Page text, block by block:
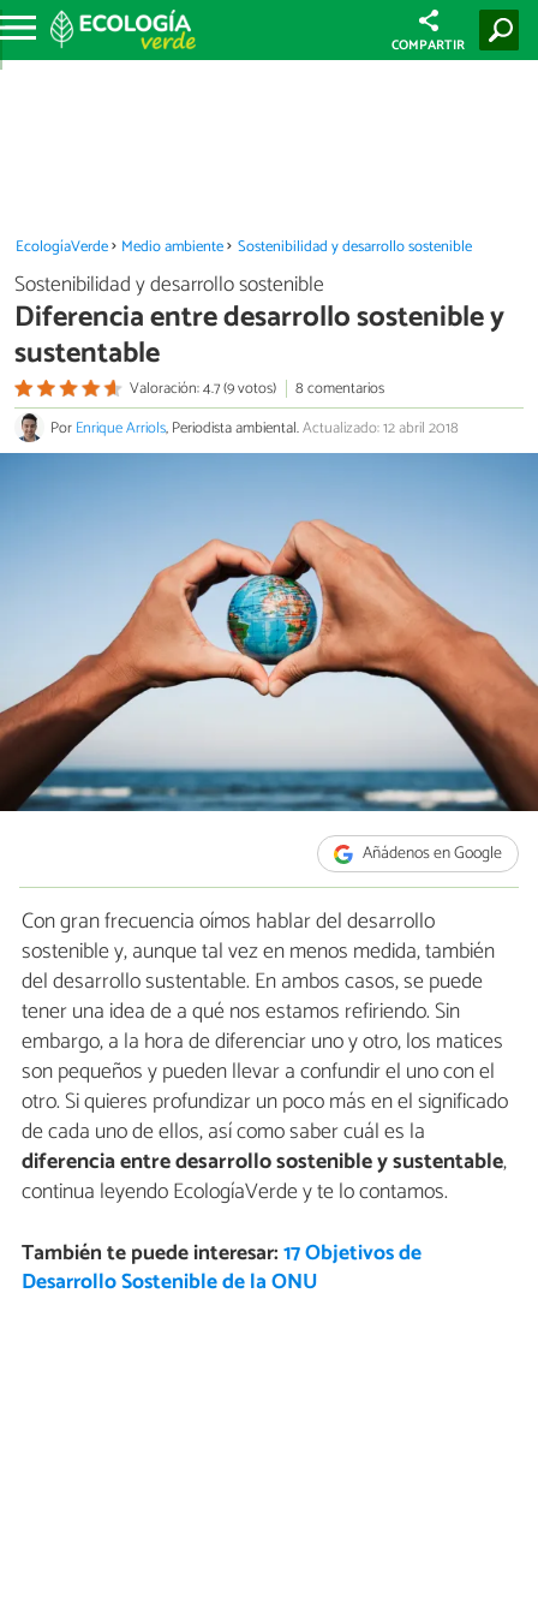
COMPARTIR
EcologíaVerde Medio ambiente Sostenibilidad y desarrollo sostenible
Sostenibilidad y desarrollo sostenible
Diferencia entre desarrollo sostenible y
sustentable
Valoración: 4.7 (9 votos)
8 comentarios
PorEnrique Arriols, Periodista ambiental.Actualizado: 12 abril 2018
Añádenos en Google
Con gran frecuencia oímos hablar del desarrollo
sostenible y, aunque tal vez en menos medida, también
del desarrollo sustentable. En ambos casos, se puede
tener una idea de a qué nos estamos refiriendo. Sin
embargo, a la hora de diferenciar uno y otro, los matices
son pequeños y pueden llevar a confundir el uno con el
otro. Si quieres profundizar un poco más en el significado
de cada uno de ellos, así como saber cuál es la
diferencia entre desarrollo sostenible y sustentable,
continua leyendo EcologíaVerde y te lo contamos.
También te puede interesar:17 Objetivos de
Desarrollo Sostenible de la ONU